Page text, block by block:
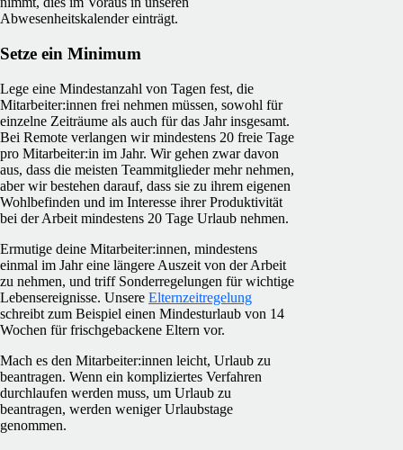
Abwesenheitskalender einträgt.
Setze ein Minimum
Lege eine Mindestanzahl von Tagen fest, die
Mitarbeiter:innen frei nehmen müssen, sowohl für
einzelne Zeiträume als auch für das Jahr insgesamt.
Bei Remote verlangen wir mindestens 20 freie Tage
pro Mitarbeiter:in im Jahr. Wir gehen zwar davon
aus, dass die meisten Teammitglieder mehr nehmen,
aber wir bestehen darauf, dass sie zu ihrem eigenen
Wohlbefinden und im Interesse ihrer Produktivität
bei der Arbeit mindestens 20 Tage Urlaub nehmen.
Ermutige deine Mitarbeiter:innen, mindestens
einmal im Jahr eine längere Auszeit von der Arbeit
zu nehmen, und triff Sonderregelungen für wichtige
Lebensereignisse. Unsere Elternzeitregelung
schreibt zum Beispiel einen Mindesturlaub von 14
Wochen für frischgebackene Eltern vor.
Mach es den Mitarbeiter:innen leicht, Urlaub zu
beantragen. Wenn ein kompliziertes Verfahren
durchlaufen werden muss, um Urlaub zu
beantragen, werden weniger Urlaubstage
genommen.